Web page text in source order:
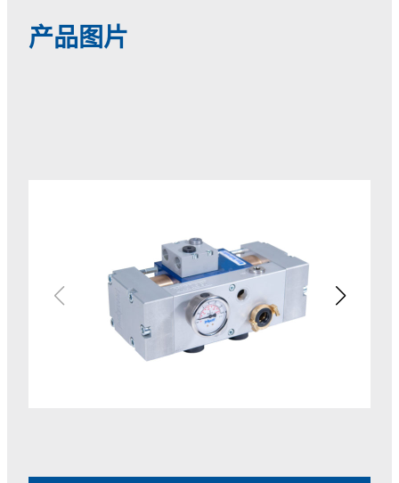
产品图片